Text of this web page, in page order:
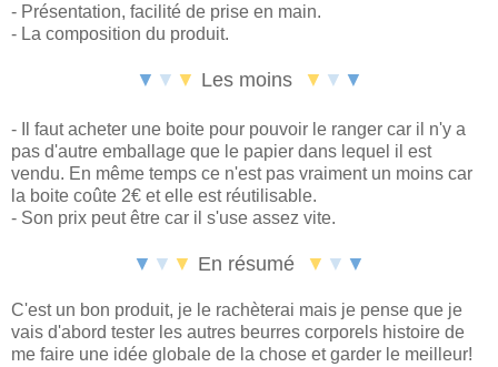
- Présentation, facilité de prise en main.
- La composition du produit.
▼ ▼ ▼ Les moins ▼ ▼ ▼
- Il faut acheter une boite pour pouvoir le ranger car il n'y a
pas d'autre emballage que le papier dans lequel il est
vendu. En même temps ce n'est pas vraiment un moins car
la boite coûte 2€ et elle est réutilisable.
- Son prix peut être car il s'use assez vite.
▼ ▼ ▼ En résumé ▼ ▼ ▼
C'est un bon produit, je le rachèterai mais je pense que je
vais d'abord tester les autres beurres corporels histoire de
me faire une idée globale de la chose et garder le meilleur!